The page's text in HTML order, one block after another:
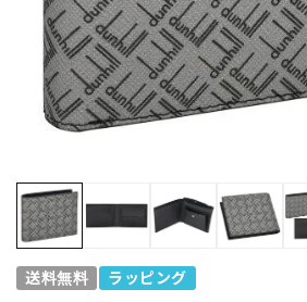
送料無料 ラッピング